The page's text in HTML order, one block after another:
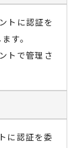
トに認証を
す。
トで管理さ
に認証を委